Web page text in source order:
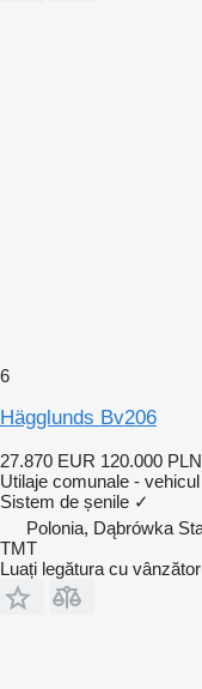
6
Hägglunds Bv206
27.870 EUR 120.000 PLN
Utilaje comunale -
Sistem de șenile ✓
Polonia, Dąbrówka
TMT
Luați legătura cu